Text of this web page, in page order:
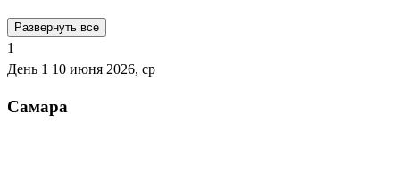
Развернуть все
1
День 1 10 июня 2026, ср
Самара